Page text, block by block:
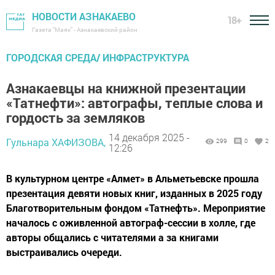
НОВОСТИ АЗНАКАЕВО
Газета "Маяк" - Азнакаевский район
18+
ГОРОДСКАЯ СРЕДА/ ИНФРАСТРУКТУРА
Азнакаевцы на книжной презентации
«Татнефти»: автографы, теплые слова и
гордость за земляков
Гульнара ХАФИЗОВА, 14 декабря 2025 -
12:26
299 0 2
В культурном центре «Алмет» в Альметьевске прошла
презентация девяти новых книг, изданных в 2025 году
Благотворительным фондом «Татнефть». Мероприятие
началось с оживленной автограф-сессии в холле, где
авторы общались с читателями а за книгами
выстраивались очереди.